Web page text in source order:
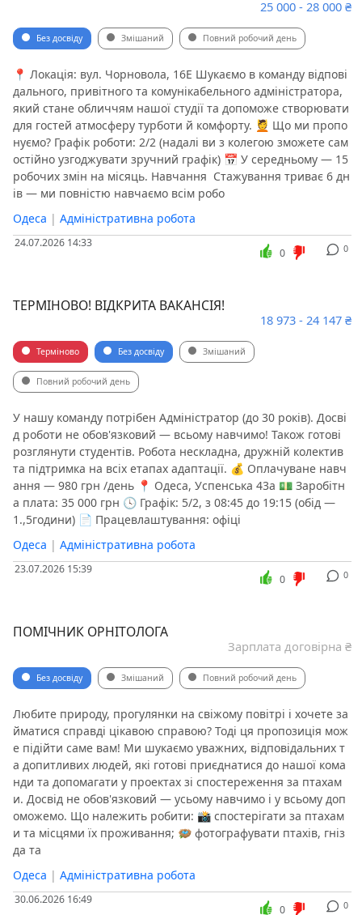
25 000 - 28 000 ₴
Без досвіду Змішаний Повний робочий день
📍 Локація: вул. Чорновола, 16Е Шукаємо в команду відпові
дального, привітного та комунікабельного адміністратора,
який стане обличчям нашої студії та допоможе створювати
для гостей атмосферу турботи й комфорту. 💆‍️ Що ми пропо
нуємо? Графік роботи: 2/2 (надалі ви з колегою зможете сам
остійно узгоджувати зручний графік) 📅 У середньому — 15
робочих змін на місяць. Навчання ️ Стажування триває 6 дн
ів — ми повністю навчаємо всім робо
Одеса | Адміністративна робота
24.07.2026 14:33 0
0
ТЕРМІНОВО! ВІДКРИТА ВАКАНСІЯ!
18 973 - 24 147 ₴
Терміново Без досвіду Змішаний
Повний робочий день
У нашу команду потрібен Адміністратор (до 30 років). Досві
д роботи не обов'язковий — всьому навчимо! Також готові
розглянути студентів. Робота нескладна, дружній колектив
та підтримка на всіх етапах адаптації. 💰 Оплачуване навч
ання — 980 грн /день 📍 Одеса, Успенська 43а 💵 Заробітн
а плата: 35 000 грн 🕓 Графік: 5/2, з 08:45 до 19:15 (обід —
1.,5години) 📄 Працевлаштування: офіці
Одеса | Адміністративна робота
23.07.2026 15:39 0
0
ПОМІЧНИК ОРНІТОЛОГА
Зарплата договірна ₴
Без досвіду Змішаний Повний робочий день
Любите природу, прогулянки на свіжому повітрі і хочете за
йматися справді цікавою справою? Тоді ця пропозиція мож
е підійти саме вам! Ми шукаємо уважних, відповідальних т
а допитливих людей, які готові приєднатися до нашої кома
нди та допомагати у проектах зі спостереження за птахам
и. Досвід не обов'язковий — усьому навчимо і у всьому доп
оможемо. Що належить робити: 📸 спостерігати за птахам
и та місцями їх проживання; 🪺 фотографувати птахів, гніз
да та
Одеса | Адміністративна робота
30.06.2026 16:49 0
0